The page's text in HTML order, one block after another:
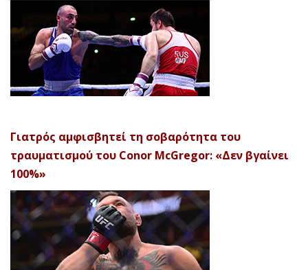
Γιατρός αμφισβητεί τη σοβαρότητα του
τραυματισμού του Conor McGregor: «Δεν βγαίνει
100%»